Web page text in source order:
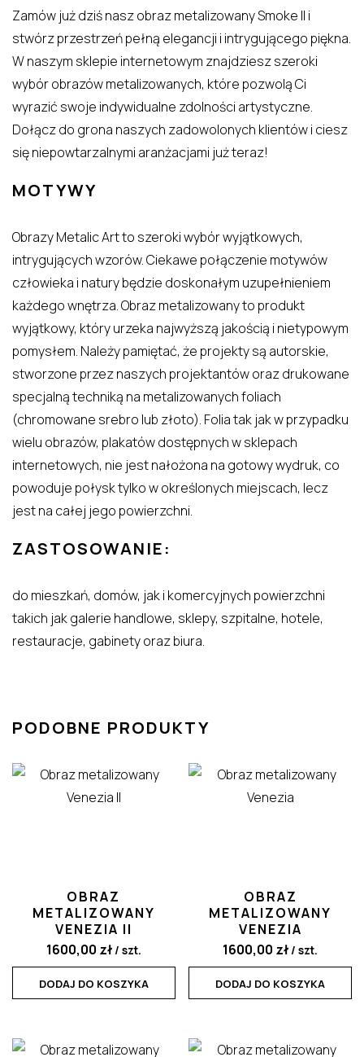
Zamów już dziś nasz obraz metalizowany Smoke II i
stwórz przestrzeń pełną elegancji i intrygującego piękna.
W naszym sklepie internetowym znajdziesz szeroki
wybór obrazów metalizowanych, które pozwolą Ci
wyrazić swoje indywidualne zdolności artystyczne.
Dołącz do grona naszych zadowolonych klientów i ciesz
się niepowtarzalnymi aranżacjami już teraz!
MOTYWY
Obrazy Metalic Art to szeroki wybór wyjątkowych,
intrygujących wzorów. Ciekawe połączenie motywów
człowieka i natury będzie doskonałym uzupełnieniem
każdego wnętrza. Obraz metalizowany to produkt
wyjątkowy, który urzeka najwyższą jakością i nietypowym
pomysłem. Należy pamiętać, że projekty są autorskie,
stworzone przez naszych projektantów oraz drukowane
specjalną techniką na metalizowanych foliach
(chromowane srebro lub złoto). Folia tak jak w przypadku
wielu obrazów, plakatów dostępnych w sklepach
internetowych, nie jest nałożona na gotowy wydruk, co
powoduje połysk tylko w określonych miejscach, lecz
jest na całej jego powierzchni.
ZASTOSOWANIE:
do mieszkań, domów, jak i komercyjnych powierzchni
takich jak galerie handlowe, sklepy, szpitalne, hotele,
restauracje, gabinety oraz biura.
PODOBNE PRODUKTY
OBRAZ
METALIZOWANY
VENEZIA II
1600,00 zł/ szt.
DODAJ DO KOSZYKA
OBRAZ
METALIZOWANY
VENEZIA
1600,00 zł / szt.
DODAJ DO KOSZYKA